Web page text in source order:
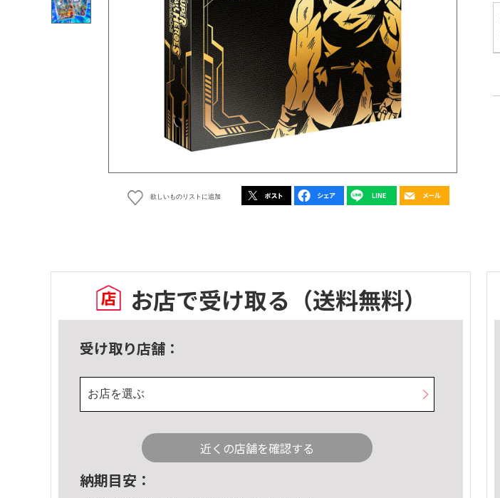
欲しいものリストに追加
お店で受け取る （送料無料）
受け取り店舗：
お店を選ぶ
近くの店舗を確認する
納期目安：